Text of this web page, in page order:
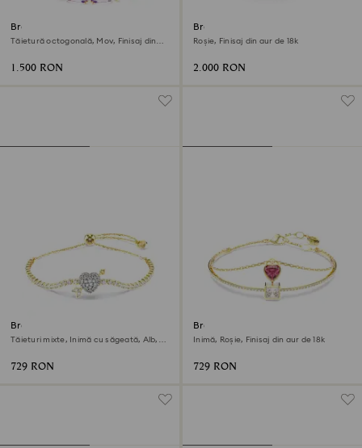
Brățară Millenia
Tăietură octogonală, Mov, Finisaj din
1.500 RON
Brățară Idyllia
Roșie, Finisaj din aur de 18k
2.000 RON
Brățară Idyllia
Tăieturi mixte, Inimă cu săgeată, Alb,
729 RON
Brățară fixă Chroma
Inimă, Roșie, Finisaj din aur de 18k
729 RON